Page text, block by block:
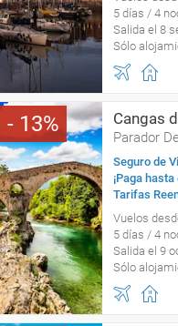
5 días / 4
Salida el 8
Sólo
13 Cangas
Parador
Seguro de
¡Paga
Tarifas
Vuelos
5 días / 4
Salida el 9
Sólo